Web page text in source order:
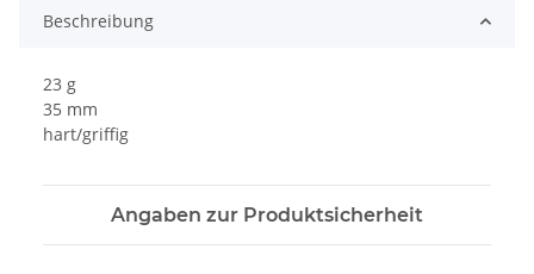
Beschreibung
23 g
35 mm
hart/griffig
Angaben zur Produktsicherheit